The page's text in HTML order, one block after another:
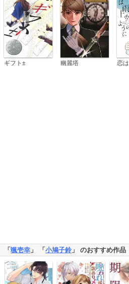
ギフト± 幽麗塔
「颯壱幸 」 「小鳩子鈴 」 のおすすめ作品